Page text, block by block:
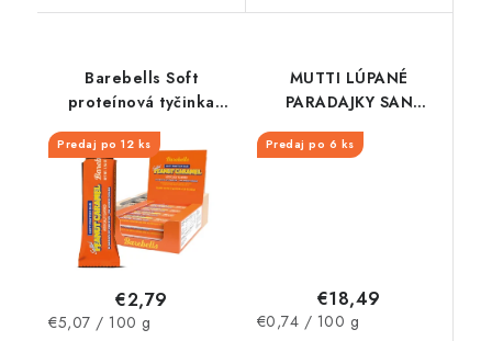
Barebells Soft
proteínová tyčinka
Predaj po 12 ks
€2,79
Jednotková
€5,07 / 100 g
MUTTI LÚPANÉ
PARADAJKY SAN
MARZANO PLECH
2500G
Predaj po 6 ks
€18,49
Jednotková
€0,74 / 100 g